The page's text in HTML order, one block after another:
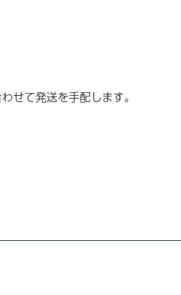
せて発送を手配します。